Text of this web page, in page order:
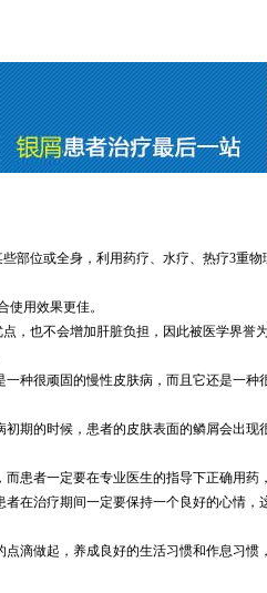
位或全身，利用药疗、水疗、热疗3重
用效果更佳。
也不会增加肝脏负担，因此被医学界誉
种很顽固的慢性皮肤病，而且它还是一
期的时候，患者的皮肤表面的鳞屑会出
者一定要在专业医生的指导下正确用药
在治疗期间一定要保持一个良好的心情
做起，养成良好的生活习惯和作息习惯